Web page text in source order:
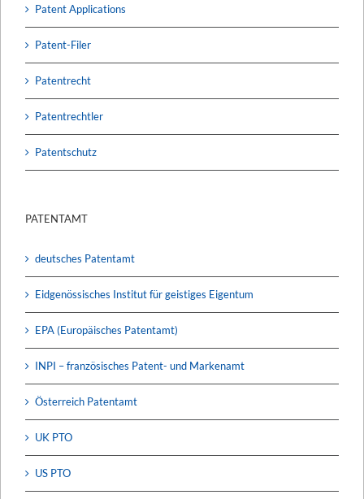
Patent Applications
Patent-Filer
Patentrecht
Patentrechtler
Patentschutz
PATENTAMT
deutsches Patentamt
Eidgenössisches Institut für geistiges Eigentum
EPA (Europäisches Patentamt)
INPI – französisches Patent- und Markenamt
Österreich Patentamt
UK PTO
US PTO